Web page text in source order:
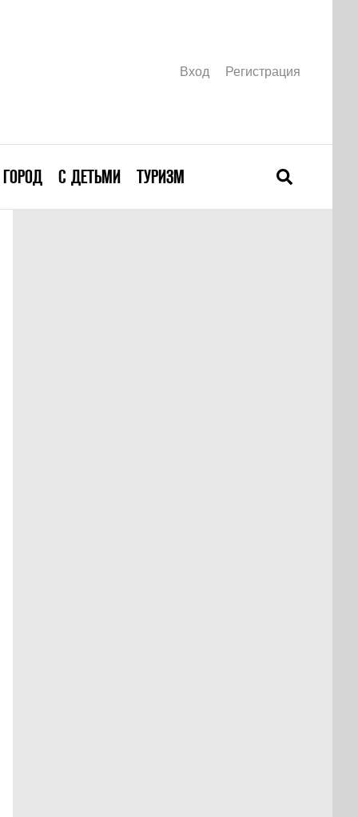
Вход Регистрация
ГОРОД С ДЕТЬМИ ТУРИЗМ